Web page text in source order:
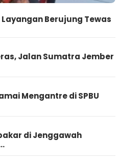
Berujung Tewas
Jalan Sumatra Jember
Mengantre di SPBU
di Jenggawah